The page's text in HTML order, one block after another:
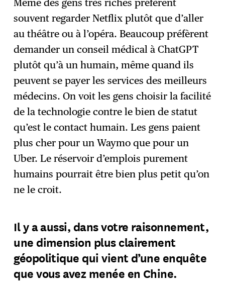
Même des gens très riches préfèrent
souvent regarder Netflix plutôt que d’aller
au théâtre ou à l’opéra. Beaucoup préfèrent
demander un conseil médical à ChatGPT
plutôt qu’à un humain, même quand ils
peuvent se payer les services des meilleurs
médecins. On voit les gens choisir la facilité
de la technologie contre le bien de statut
qu’est le contact humain. Les gens paient
plus cher pour un Waymo que pour un
Uber. Le réservoir d’emplois purement
humains pourrait être bien plus petit qu’on
ne le croit.
Il y a aussi, dans votre raisonnement,
une dimension plus clairement
géopolitique qui vient d’une enquête
que vous avez menée en Chine.